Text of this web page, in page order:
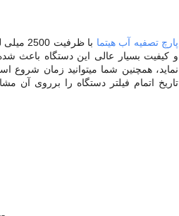
پارچ تصفیه آب هیتما
با
و کیفیت بسیار عالی این دستگاه باعث
نماید، همچنین شما میتوانید زمان شروع
تاریخ اتمام فیلتر دستگاه را برروی آن